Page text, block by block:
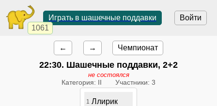
1061
Войти
Играть в шашечные поддавки
← → Чемпионат
22:30. Шашечные поддавки, 2+2
не состоялся
Категория: II Участники: 3
1 Ллирик